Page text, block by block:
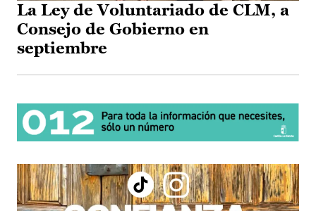
La Ley de Voluntariado de CLM, a
Consejo de Gobierno en
septiembre